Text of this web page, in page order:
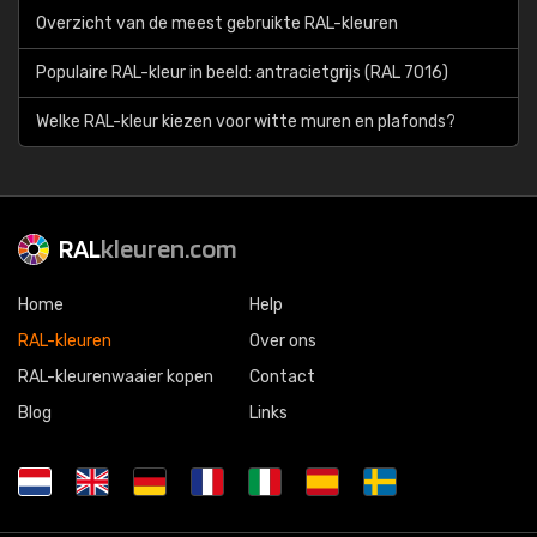
Overzicht van de meest gebruikte RAL-kleuren
Populaire RAL-kleur in beeld: antracietgrijs (RAL 7016)
Welke RAL-kleur kiezen voor witte muren en plafonds?
RALkleuren.com
Home
RAL-kleuren
RAL-kleurenwaaier kopen
Blog
Help
Over ons
Contact
Links